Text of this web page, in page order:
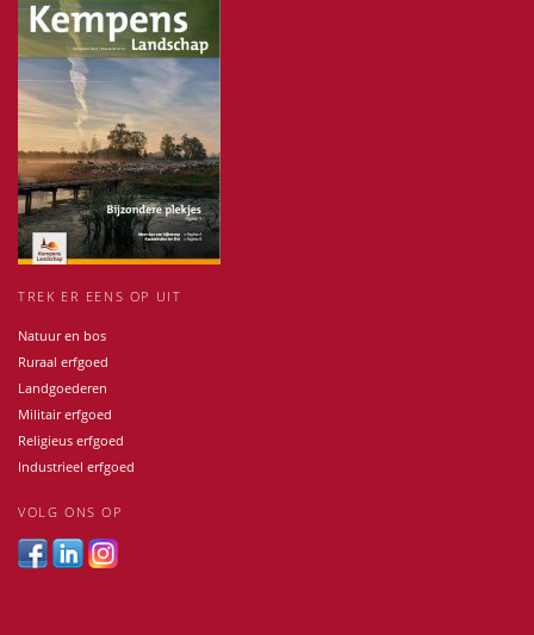
TREK ER EENS OP UIT
Natuur en bos
Ruraal erfgoed
Landgoederen
Militair erfgoed
Religieus erfgoed
Industrieel erfgoed
VOLG ONS OP